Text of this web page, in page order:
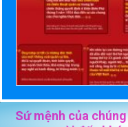
Sứ mệnh của